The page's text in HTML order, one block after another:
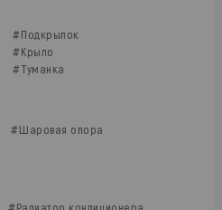
#Подкрылок
#Крыло
#Туманка
#Шаровая опора